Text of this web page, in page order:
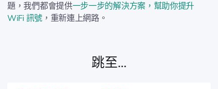
題，我們都會提供一步一步的解決方案，幫助你提升
WiFi 訊號，重新連上網路。
跳至...